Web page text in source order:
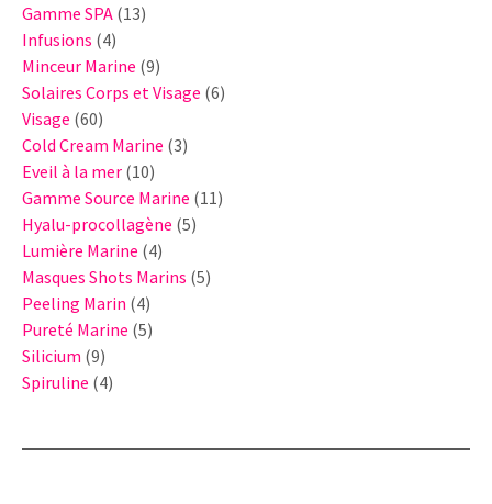
Gamme SPA 1313
Infusions 44
produits
Minceur Marine 99
produits
Solaires Corps et Visage 66
Visage 6060
produits
Cold Cream Marine 33
Eveil à la mer 1010
produits
Gamme Source Marine 1111
Hyalu-procollagène 55
Lumière Marine 44
produits
Masques Shots Marins 55
Peeling Marin 44
produits
Pureté Marine 55
Silicium 99
produits
Spiruline 44